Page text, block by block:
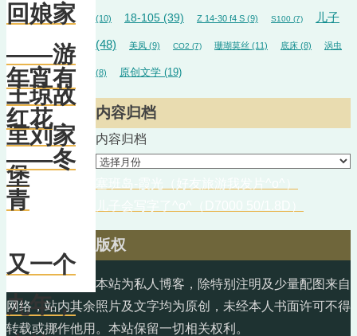
回娘家
——游
王琼故
里刘家
堡
年宵有
红花
——冬
青
又一个
九年，
(10) 18-105 (39) Z 14-30 f4 S (9) S100 (7) 儿子
(48) 美凤 (9) CO2 (7) 珊瑚莫丝 (11) 底床 (8) 涡虫
(8) 原创文学 (19)
内容归档
内容归档
版权
本站为私人博客，除特别注明及少量配图来自
网络，站内其余照片及文字均为原创，未经本人书面许可不得
转载或挪作他用。本站保留一切相关权利。